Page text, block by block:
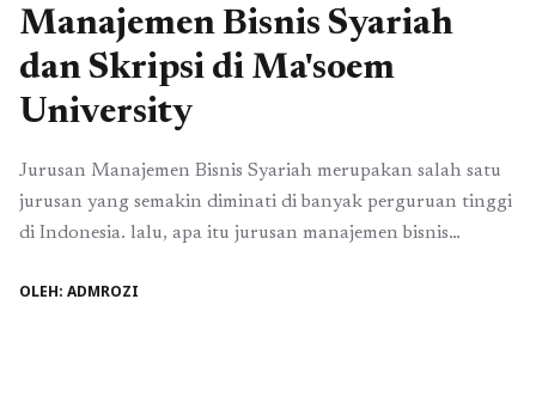
Manajemen Bisnis Syariah
dan Skripsi di Ma'soem
University
Jurusan Manajemen Bisnis Syariah merupakan salah satu
jurusan yang semakin diminati di banyak perguruan tinggi
di Indonesia. lalu, apa itu jurusan manajemen bisnis
suatu jurusan yang berfokus untuk membahas mengenai
OLEH: ADMROZI